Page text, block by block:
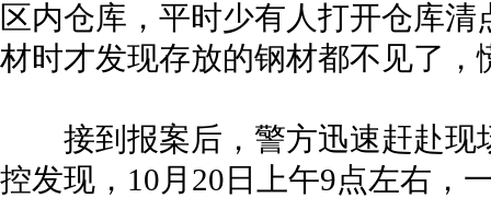
区内仓库，平时少有人打开仓库
材时才发现存放的钢材都不见了，
接到报案后，警方迅速赶赴现
控发现，10月20日上午9点左右，